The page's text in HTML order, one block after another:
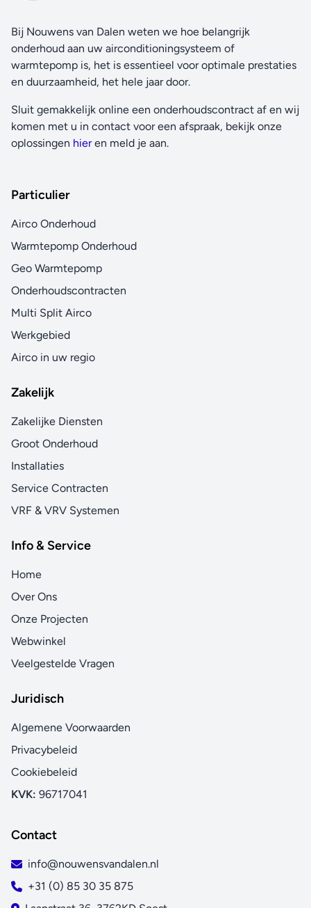
Bij Nouwens van Dalen weten we hoe belangrijk
onderhoud aan uw airconditioningsysteem of
warmtepomp is, het is essentieel voor optimale prestaties
en duurzaamheid, het hele jaar door.
Sluit gemakkelijk online een onderhoudscontract af en wij
komen met u in contact voor een afspraak, bekijk onze
oplossingen hieren meld je aan.
Particulier
Airco Onderhoud
Warmtepomp Onderhoud
Geo Warmtepomp
Onderhoudscontracten
Multi Split Airco
Werkgebied
Airco in uw regio
Zakelijk
Zakelijke Diensten
Groot Onderhoud
Installaties
Service Contracten
VRF & VRV Systemen
Info & Service
Home
Over Ons
Onze Projecten
Webwinkel
Veelgestelde Vragen
Juridisch
Algemene Voorwaarden
Privacybeleid
Cookiebeleid
KVK: 96717041
Contact
info@nouwensvandalen.nl
+31 (0) 85 30 35 875